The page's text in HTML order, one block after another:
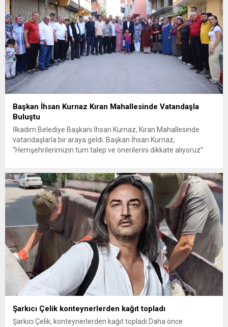
Başkan İhsan Kurnaz Kıran Mahallesinde Vatandaşla
Buluştu
İlkadım Belediye Başkanı İhsan Kurnaz, Kıran Mahallesinde
vatandaşlarla bir araya geldi. Başkan İhsan Kurnaz,
“Hemşehrilerimizin tüm talep ve önerilerini dikkate alıyoruz”
sohbet eden, onların talep ve önerileri dinleyen Başkan İhsan
Kurnaz, gelen taleplerin çözümü için...
Şarkıcı Çelik konteynerlerden kağıt topladı
Şarkıcı Çelik, konteynerlerden kağıt topladı Daha önce